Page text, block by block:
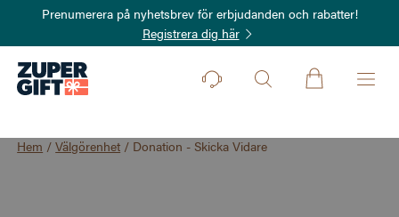
Prenumerera på nyhetsbrev för erbjudanden och rabatter!
Registrera dig här
Hem /Välgörenhet / Donation - Skicka Vidare